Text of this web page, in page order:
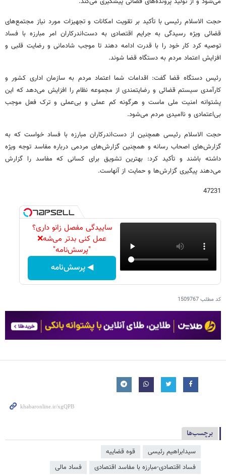
حجت الاسلام رئیسی با تأکید بر تقویت امکانات و تجهیزات مورد نیاز مجتمع‌های
قضائی ویژه رسیدگی به جرایم اقتصادی به دست‌اندرکاران امر مبارزه با فساد
توصیه کرد کار خود را با قدرت ادامه دهند تا موجب شادمانی و رضایت قلبی و
افزایش اعتماد مردم به دستگاه قضا شوند.
رئیس دستگاه قضا گفت: اقدامات شما اعتماد مردم به سازمان اداری کشور و
کارآمدی سیستم قضائی و رضایتمندی از مجموعه نظام را افزایش می‌دهد که این
پشتوانه امنیت ملی ماست و هرگونه کم عملی و بی‌عملی و ترک فعل موجب
بی‌اعتمادی و ناامیدی مردم می‌شود.
حجت الاسلام رئیسی همچنین از دست‌اندرکاران مبارزه با فساد خواست که به
گزارش‌های اصحاب رسانه و همچنین گزارش‌های مردمی درباره مفاسد توجه ویژه
داشته باشند و تأکید کرد: بهترین تشویق برای کسانی که مفاسد را گزارش
می‌دهند پیگیری گزارش‌ها و حمایت از آنهاست.
47231
ساییدگی مفصل زانو داری؟
عمل کنی بدتر می‌شه❌
"پرسش‌نامه"
◀ پرسش‌نامه
کد مطلب1509767
برچسب‌ها
سیدابراهیم رئیسی
قوه قضاییه
فساد اقتصادی-مبارزه با مفاسد اقتصادی
فساد مالی